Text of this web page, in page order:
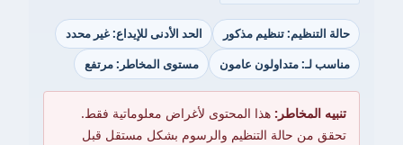
حالة التنظيم: تنظيم مذكور
الحد الأدنى للإيداع: غير محدد
مناسب لـ: متداولون عامون
مستوى المخاطر: مرتفع
تنبيه المخاطر: هذا المحتوى لأغراض معلوماتية فقط.
تحقق من حالة التنظيم والرسوم بشكل مستقل قبل